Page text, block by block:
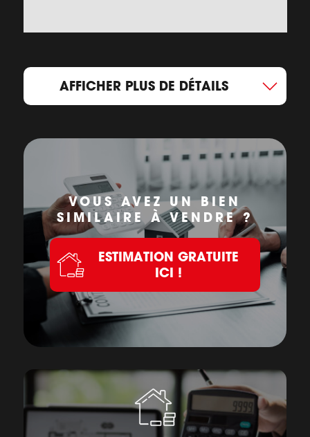
AFFICHER PLUS DE DÉTAILS
VOUS AVEZ UN BIEN
SIMILAIRE À VENDRE ?
ESTIMATION GRATUITE
ICI !